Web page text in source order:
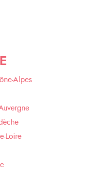
Alpes
Loire